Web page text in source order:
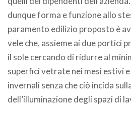
dunque forma e funzione allo
paramento edilizio proposto è
vele che, assieme ai due portici
il sole cercando di ridurre al
superfici vetrate nei mesi estivi
invernali senza che ciò incida
dell’illuminazione degli spazi di